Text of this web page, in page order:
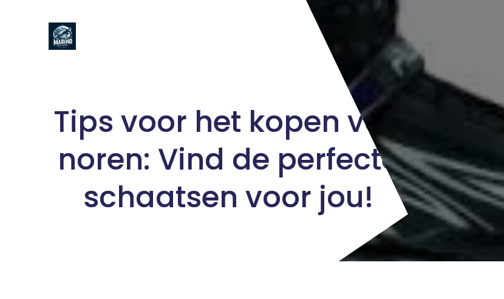
Tips voor het kopen van
noren: Vind de perfecte
schaatsen voor jou!